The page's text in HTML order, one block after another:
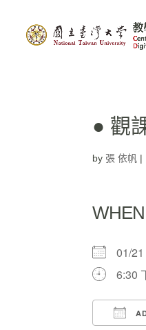
● 觀
by 張 依帆 |
WHEN
01/
6:30